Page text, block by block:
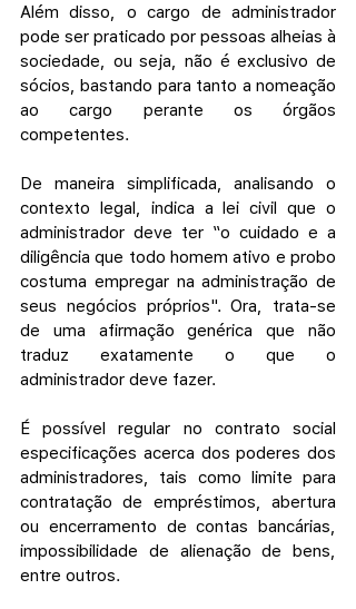
Além disso, o cargo de administrador
pode ser praticado por pessoas alheias à
sociedade, ou seja, não é exclusivo de
sócios, bastando para tanto a nomeação
ao cargo perante os órgãos
competentes.
De maneira simplificada, analisando o
contexto legal, indica a lei civil que o
administrador deve ter “o cuidado e a
diligência que todo homem ativo e probo
costuma empregar na administração de
seus negócios próprios". Ora, trata-se
de uma afirmação genérica que não
traduz exatamente o que o
administrador deve fazer.
É possível regular no contrato social
especificações acerca dos poderes dos
administradores, tais como limite para
contratação de empréstimos, abertura
ou encerramento de contas bancárias,
impossibilidade de alienação de bens,
entre outros.